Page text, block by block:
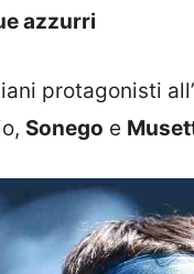
azzurri
protagonisti all’
Sonego e